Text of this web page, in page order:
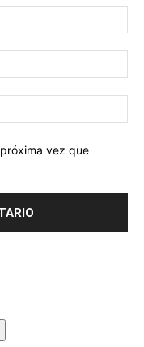
vez que